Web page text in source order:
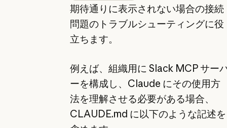
期待通りに表示されない場合の接続
問題のトラブルシューティングに役
立ちます。
例えば、組織用に Slack MCP サー
ーを構成し、Claude にその使用方
法を理解させる必要がある場合、
CLAUDE.md に以下のような記述を